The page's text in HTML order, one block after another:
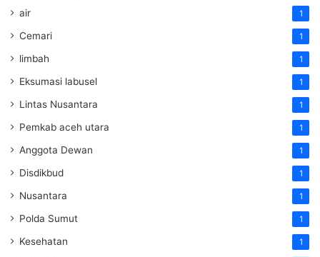
air 1
Cemari 1
limbah 1
Eksumasi labusel 1
Lintas Nusantara 1
Pemkab aceh utara 1
Anggota Dewan 1
Disdikbud 1
Nusantara 1
Polda Sumut 1
Kesehatan 1